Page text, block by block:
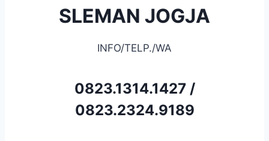
SLEMAN JOGJA
INFO/TELP./WA
0823.1314.1427/
0823.2324.9189